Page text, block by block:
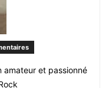
amateur et passionné